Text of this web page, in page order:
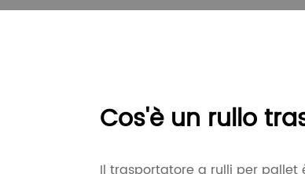
Cos'è un rullo